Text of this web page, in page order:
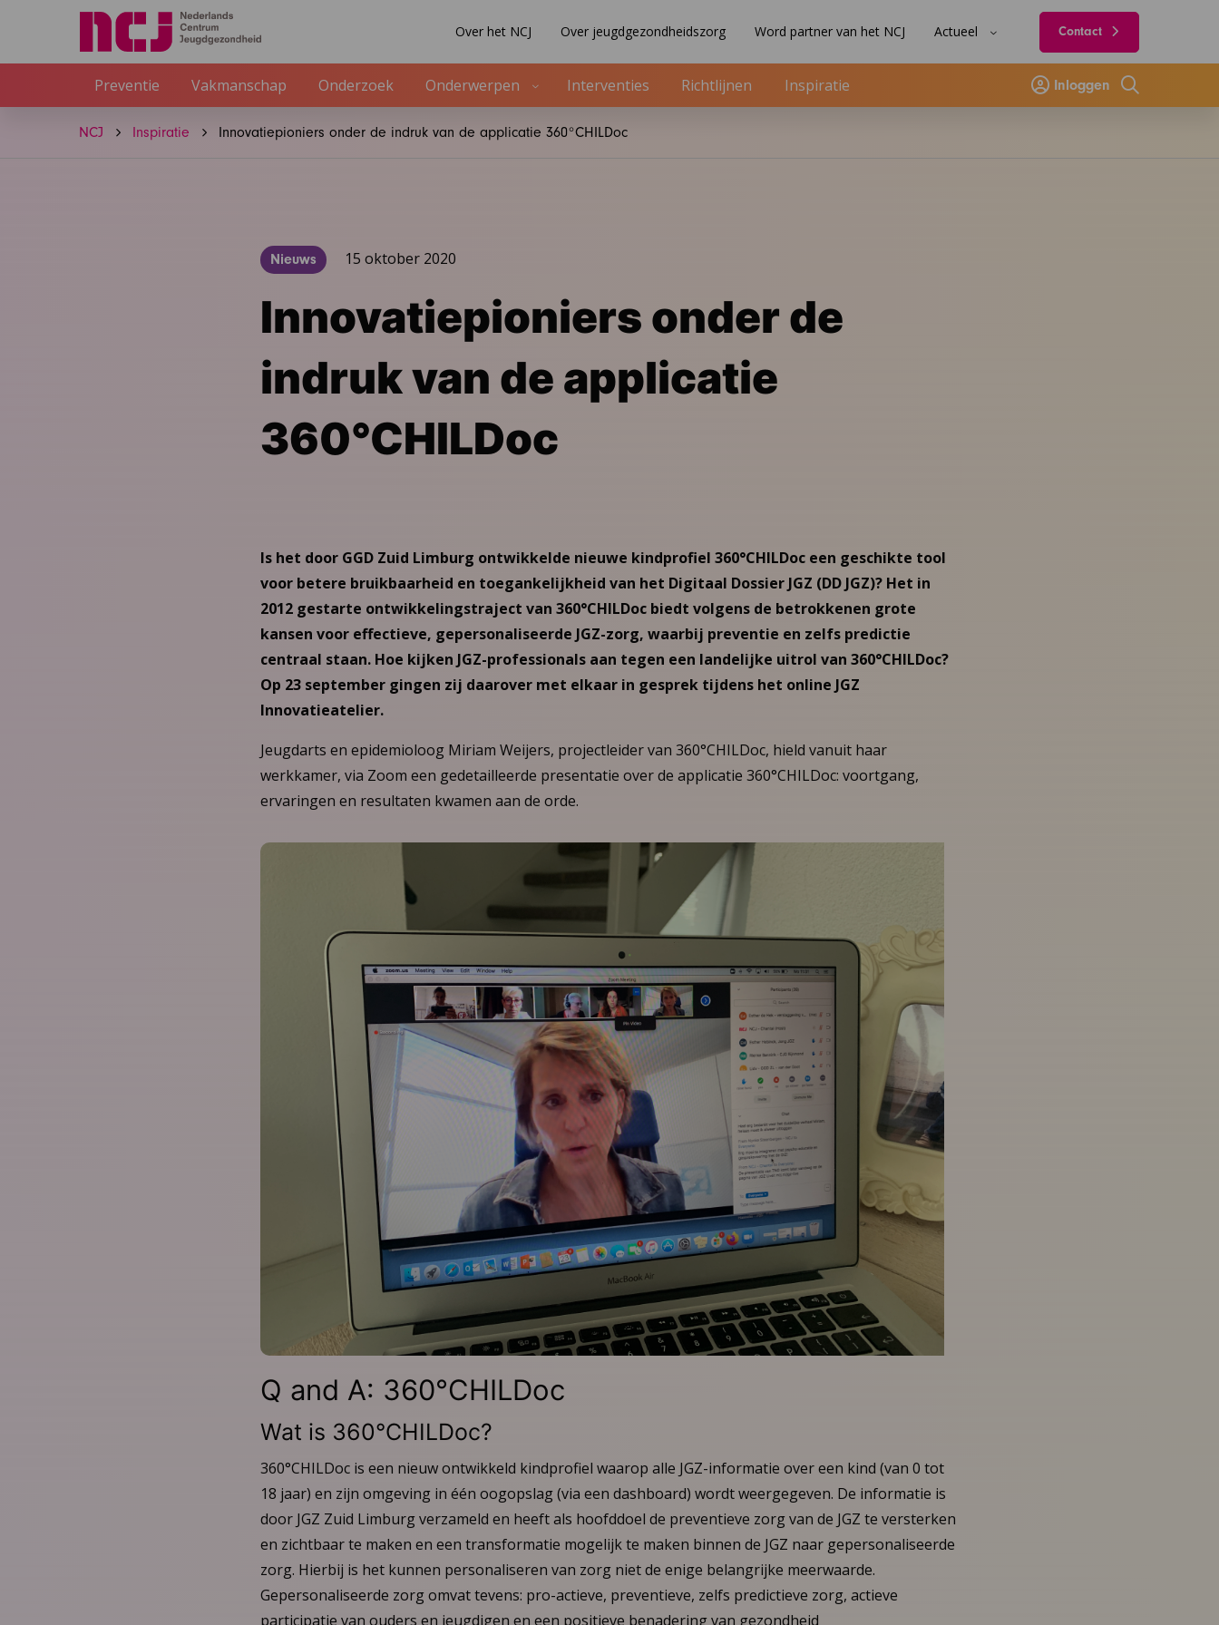
Over het NCJ Over jeugdgezondheidszorg Word partner van het NCJ Actueel Contact
Preventie Vakmanschap Onderzoek Onderwerpen Interventies Richtlijnen Inspiratie Inloggen
Zoeken
NCJ Inspiratie Innovatiepioniers onder de indruk van de applicatie 360°CHILDoc
Nieuws 15 oktober 2020
Innovatiepioniers onder de
indruk van de applicatie
360°CHILDoc
Is het door GGD Zuid Limburg ontwikkelde nieuwe kindprofiel 360°CHILDoc een geschikte tool
voor betere bruikbaarheid en toegankelijkheid van het Digitaal Dossier JGZ (DD JGZ)? Het in
2012 gestarte ontwikkelingstraject van 360°CHILDoc biedt volgens de betrokkenen grote
kansen voor effectieve, gepersonaliseerde JGZ-zorg, waarbij preventie en zelfs predictie
centraal staan. Hoe kijken JGZ-professionals aan tegen een landelijke uitrol van 360°CHILDoc?
Op 23 september gingen zij daarover met elkaar in gesprek tijdens het online JGZ
Innovatieatelier.
Jeugdarts en epidemioloog Miriam Weijers, projectleider van 360°CHILDoc, hield vanuit haar
werkkamer, via Zoom een gedetailleerde presentatie over de applicatie 360°CHILDoc: voortgang,
ervaringen en resultaten kwamen aan de orde.
Q and A: 360°CHILDoc
Wat is 360°CHILDoc?
360°CHILDoc is een nieuw ontwikkeld kindprofiel waarop alle JGZ-informatie over een kind (van 0 tot
18 jaar) en zijn omgeving in één oogopslag (via een dashboard) wordt weergegeven. De informatie is
door JGZ Zuid Limburg verzameld en heeft als hoofddoel de preventieve zorg van de JGZ te versterken
en zichtbaar te maken en een transformatie mogelijk te maken binnen de JGZ naar gepersonaliseerde
zorg. Hierbij is het kunnen personaliseren van zorg niet de enige belangrijke meerwaarde.
Gepersonaliseerde zorg omvat tevens: pro-actieve, preventieve, zelfs predictieve zorg, actieve
participatie van ouders en jeugdigen en een positieve benadering van gezondheid